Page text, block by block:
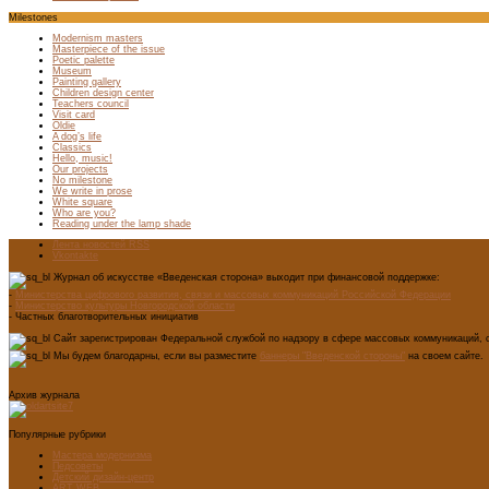
Milestones
Modernism masters
Masterpiece of the issue
Poetic palette
Museum
Painting gallery
Children design center
Teachers council
Visit card
Oldie
A dog’s life
Classics
Hello, music!
Our projects
No milestone
We write in prose
White square
Who are you?
Reading under the lamp shade
Лента новостей RSS
Vkontakte
Журнал об искусстве «Введенская сторона» выходит при финансовой поддержке:
- Министерства цифрового развития, связи и массовых коммуникаций Российской Федерации
- Министерство культуры Новгородской области
- Частных благотворительных инициатив
Сайт зарегистрирован Федеральной службой по надзору в сфере массовых
Мы будем благодарны, если вы разместите баннеры "Введенской стороны" на своем сайте.
Архив журнала
Популярные рубрики
Мастера модернизма
Педсоветы
Детский дизайн-центр